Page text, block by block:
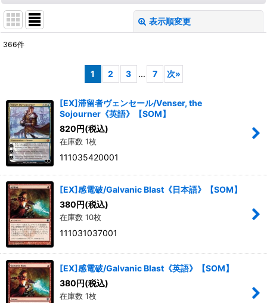
表示順変更
並び順:
366件
1 2 3 ... 7 次»
[EX]滞留者ヴェンセール/Venser, the
Sojourner《英語》【SOM】
820円(税込)
在庫数 1枚
111035420001
[EX]感電破/Galvanic Blast《日本語》【SOM】
380円(税込)
在庫数 10枚
111031037001
[EX]感電破/Galvanic Blast《英語》【SOM】
380円(税込)
在庫数 1枚